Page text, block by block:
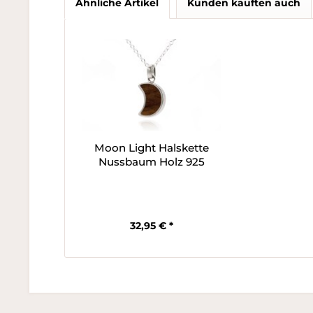
Moon Light Halskette
Nussbaum Holz 925
32,95 € *